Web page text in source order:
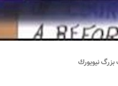
بزرگ نيويورك